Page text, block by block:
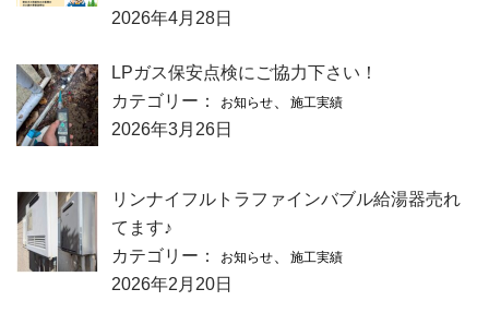
2026年4月28日
LPガス保安点検にご協力下さい！
カテゴリー：
お知らせ 施工実績
2026年3月26日
リンナイフルトラファインバブル給湯器売れ
てます♪
カテゴリー：
お知らせ 施工実績
2026年2月20日